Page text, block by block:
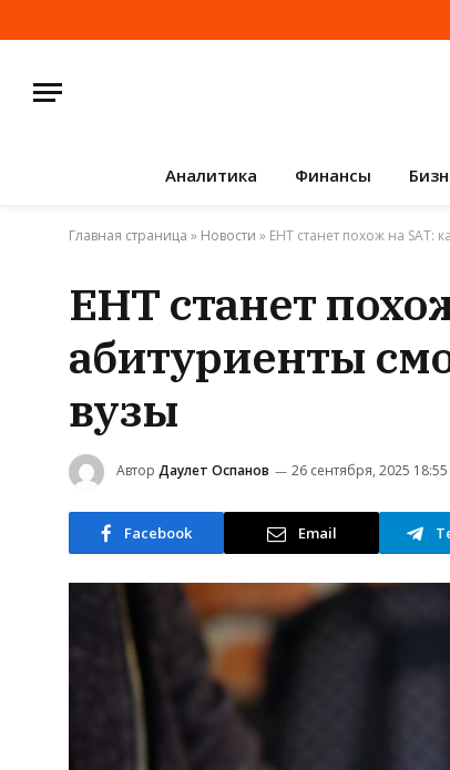
Аналитика Финансы
Главная страница » Новости » ЕНТ станет похож на SAT:
ЕНТ станет
абитуриенты
вузы
Автор Даулет Оспанов 26 сентября, 2025 18:55
Facebook Email